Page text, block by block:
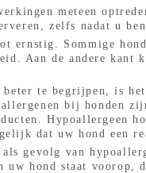
meteen
zelfs nadat u
ernstig. Sommige
Aan de andere kant
beter te begrijpen, is
bij honden
Hypoallergeen
dat uw hond een
gevolg van
uw hond staat